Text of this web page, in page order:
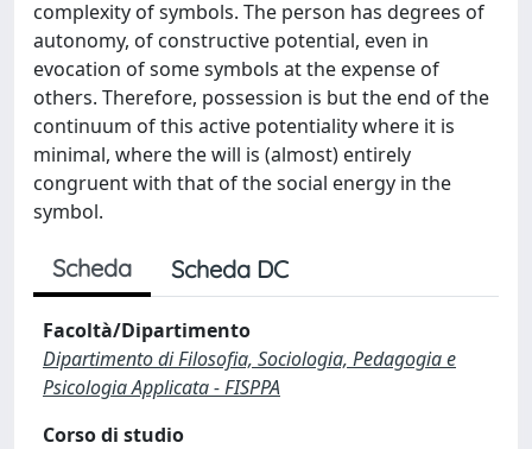
complexity of symbols. The person has degrees of
autonomy, of constructive potential, even in
evocation of some symbols at the expense of
others. Therefore, possession is but the end of the
continuum of this active potentiality where it is
minimal, where the will is (almost) entirely
congruent with that of the social energy in the
symbol.
Scheda Scheda DC
Facoltà/Dipartimento
Dipartimento di Filosofia, Sociologia, Pedagogia e
Psicologia Applicata - FISPPA
Corso di studio